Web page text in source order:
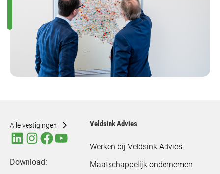
Alle vestigingen
Download:
Veldsink Advies
Werken bij Veldsink Advies
Maatschappelijk ondernemen